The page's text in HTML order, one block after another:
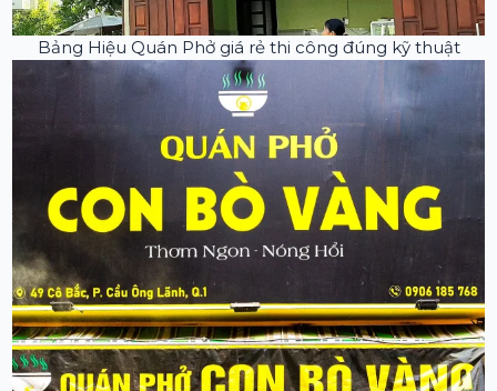
Bảng Hiệu Quán Phở giá rẻ thi công đúng kỹ thuật